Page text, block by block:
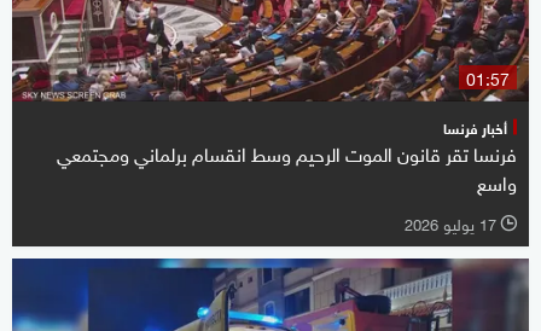
01:57
أخبار فرنسا
فرنسا تقر قانون الموت الرحيم وسط انقسام برلماني ومجتمعي
واسع
l 17 يوليو 2026